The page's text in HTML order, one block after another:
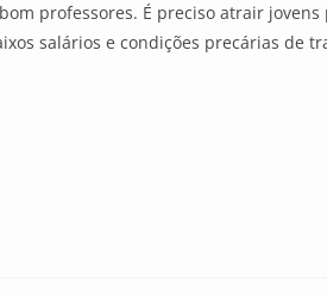
professores. É preciso atrair
salários e condições precárias de